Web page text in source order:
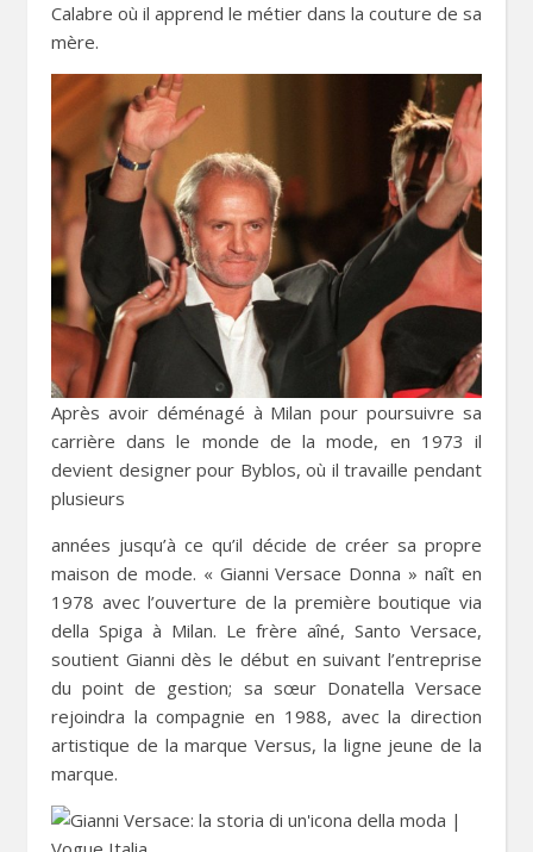
Calabre où il apprend le métier dans la couture de sa
mère.
Après avoir déménagé à Milan pour poursuivre sa
carrière dans le monde de la mode, en 1973 il
devient designer pour Byblos, où il travaille pendant
plusieurs
années jusqu’à ce qu’il décide de créer sa propre
maison de mode. « Gianni Versace Donna » naît en
1978 avec l’ouverture de la première boutique via
della Spiga à Milan. Le frère aîné, Santo Versace,
soutient Gianni dès le début en suivant l’entreprise
du point de gestion; sa sœur Donatella Versace
rejoindra la compagnie en 1988, avec la direction
artistique de la marque Versus, la ligne jeune de la
marque.